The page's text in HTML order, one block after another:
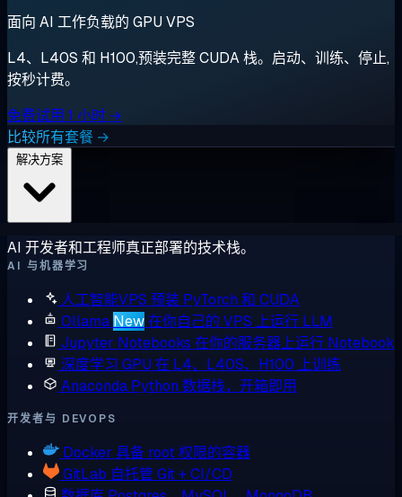
面向 AI 工作负载的 GPU VPS
L4、L40S 和 H100,预装完整 CUDA 栈。启动、训练、停止,
按秒计费。
免费试用 1 小时 →
比较所有套餐 →
AI 开发者和工程师真正部署的技术栈。
AI 与机器学习
人工智能VPS 预装 PyTorch 和 CUDA
Ollama New在你自己的 VPS 上运行 LLM
Jupyter Notebooks 在你的服务器上运行 Notebook
深度学习 GPU 在 L4、L40S、H100 上训练
Anaconda Python 数据栈，开箱即用
开发者与 DEVOPS
Docker 具备 root 权限的容器
GitLab 自托管 Git + CI/CD